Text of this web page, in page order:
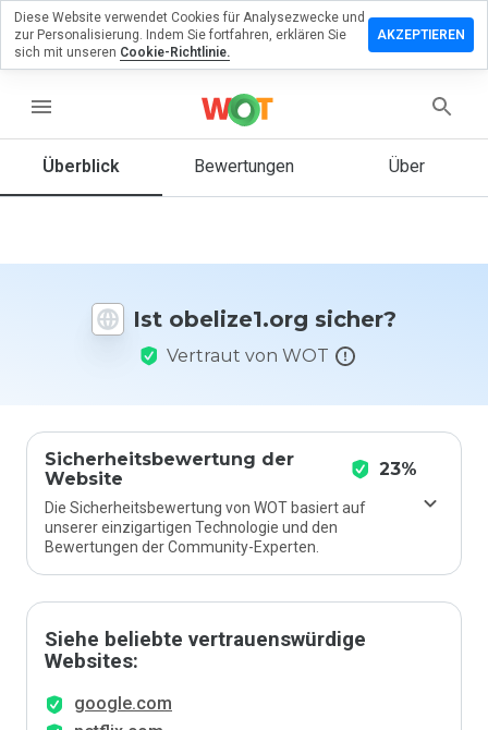
menu
Überblick Bewertungen Über
Ist obelize1.org sicher?
Vertraut von WOT
Sicherheitsbewertung der
Website
23%
Die Sicherheitsbewertung von WOT basiert auf
unserer einzigartigen Technologie und den
Bewertungen der Community-Experten.
Siehe beliebte vertrauenswürdige
Websites:
google.com
eine
würden
Skala von
Diese Website verwendet Cookies für Analysezwecke und
zur Personalisierung. Indem Sie fortfahren, erklären Sie
sich mit unseren Cookie-Richtlinie.
AKZEPTIEREN